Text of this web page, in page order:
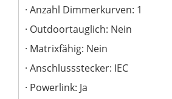
Anzahl Dimmerkurven: 1
Outdoortauglich: Nein
Matrixfähig: Nein
Anschlussstecker: IEC
Powerlink: Ja